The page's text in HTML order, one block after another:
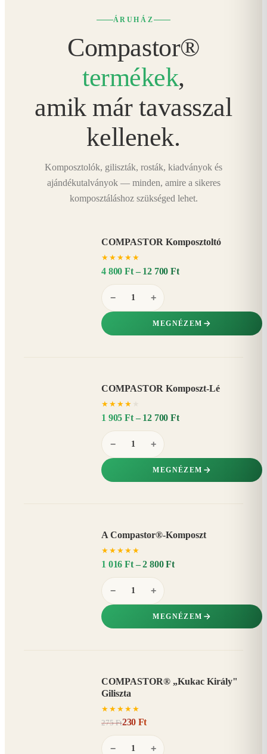
ÁRUHÁZ
Compastor®
termékek,
amik már tavasszal
kellenek.
Komposztolók, giliszták, rosták, kiadványok és
ajándékutalványok — minden, amire a sikeres
komposztáláshoz szükséged lehet.
COMPASTOR Komposztoltó
★ ★ ★ ★ ★
4 800 Ft – 12 700 Ft
− +
MEGNÉZEM
COMPASTOR Komposzt-Lé
★ ★ ★ ★
1 905 Ft – 12 700 Ft
− +
MEGNÉZEM
A Compastor®-Komposzt
★ ★ ★ ★ ★
1 016 Ft – 2 800 Ft
− +
MEGNÉZEM
COMPASTOR® „Kukac Király"
Giliszta
★ ★ ★ ★ ★
275 Ft230 Ft
− +